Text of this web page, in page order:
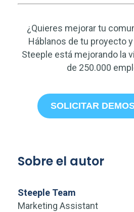
¿Quieres mejorar tu
Háblanos de tu proyecto
Steeple está mejorando la
de 250.000
SOLICITAR
Sobre el autor
Steeple Team
Marketing Assistant